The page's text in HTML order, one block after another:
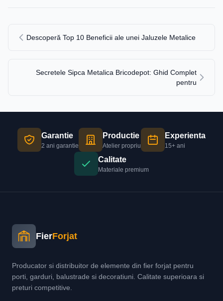
Descoperă Top 10 Beneficii ale unei Jaluzele Metalice
Secretele Sipca Metalica Bricodepot: Ghid Complet
pentru
Garantie
2 ani garantie
Productie
Atelier propriu
Experienta
15+ ani
Calitate
Materiale premium
FierForjat
Producator si distribuitor de elemente din fier forjat pentru
porti, garduri, balustrade si decoratiuni. Calitate superioara si
preturi competitive.